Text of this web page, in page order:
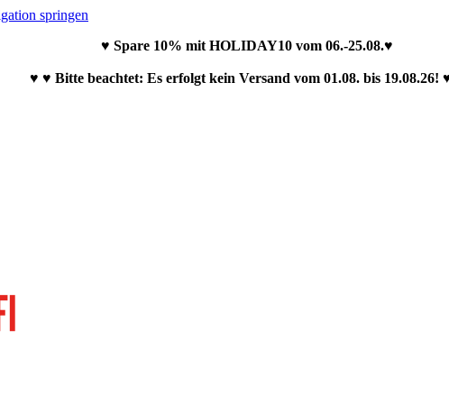
springen
♥ Spare 10% mit HOLIDAY10 vom 06.-25.08.♥
♥ ♥ Bitte beachtet: Es erfolgt kein Versand vom 01.08. bis 19.08.26!